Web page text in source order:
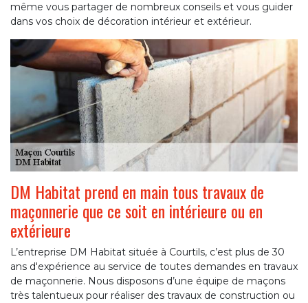
même vous partager de nombreux conseils et vous guider
dans vos choix de décoration intérieur et extérieur.
DM Habitat prend en main tous travaux de
maçonnerie que ce soit en intérieure ou en
extérieure
L’entreprise DM Habitat située à Courtils, c’est plus de 30
ans d'expérience au service de toutes demandes en travaux
de maçonnerie. Nous disposons d’une équipe de maçons
très talentueux pour réaliser des travaux de construction ou